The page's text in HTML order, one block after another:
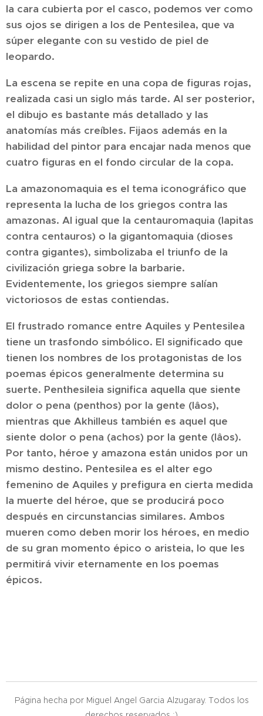
la cara cubierta por el casco, podemos ver como
sus ojos se dirigen a los de Pentesilea, que va
súper elegante con su vestido de piel de
leopardo.
La escena se repite en una copa de figuras rojas,
realizada casi un siglo más tarde. Al ser posterior,
el dibujo es bastante más detallado y las
anatomías más creíbles. Fijaos además en la
habilidad del pintor para encajar nada menos que
cuatro figuras en el fondo circular de la copa.
La amazonomaquia es el tema iconográfico que
representa la lucha de los griegos contra las
amazonas. Al igual que la centauromaquia (lapitas
contra centauros) o la gigantomaquia (dioses
contra gigantes), simbolizaba el triunfo de la
civilización griega sobre la barbarie.
Evidentemente, los griegos siempre salían
victoriosos de estas contiendas.
El frustrado romance entre Aquiles y Pentesilea
tiene un trasfondo simbólico. El significado que
tienen los nombres de los protagonistas de los
poemas épicos generalmente determina su
suerte. Penthesileia significa aquella que siente
dolor o pena (penthos) por la gente (lâos),
mientras que Akhilleus también es aquel que
siente dolor o pena (achos) por la gente (lâos).
Por tanto, héroe y amazona están unidos por un
mismo destino. Pentesilea es el alter ego
femenino de Aquiles y prefigura en cierta medida
la muerte del héroe, que se producirá poco
después en circunstancias similares. Ambos
mueren como deben morir los héroes, en medio
de su gran momento épico o aristeia, lo que les
permitirá vivir eternamente en los poemas
épicos.
Página hecha por Miguel Angel Garcia Alzugaray. Todos los